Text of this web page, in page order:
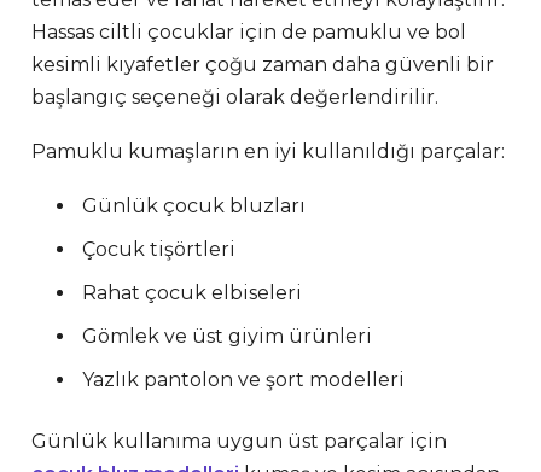
Hassas ciltli çocuklar için de pamuklu ve bol
kesimli kıyafetler çoğu zaman daha güvenli bir
başlangıç seçeneği olarak değerlendirilir.
Pamuklu kumaşların en iyi kullanıldığı parçalar:
Günlük çocuk bluzları
Çocuk tişörtleri
Rahat çocuk elbiseleri
Gömlek ve üst giyim ürünleri
Yazlık pantolon ve şort modelleri
Günlük kullanıma uygun üst parçalar için